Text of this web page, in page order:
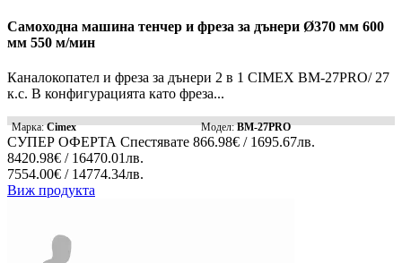
Самоходна машина тенчер и фреза за дънери Ø370 мм 600
мм 550 м/мин
Каналокопател и фреза за дънери 2 в 1 CIMEX BM-27PRO/ 27
к.с. В конфигурацията като фреза...
Марка:Cimex Модел:BM-27PRO
СУПЕР ОФЕРТА Спестявате 866.98€ / 1695.67лв.
8420.98€ / 16470.01лв.
7554.00€ / 14774.34лв.
Виж продукта